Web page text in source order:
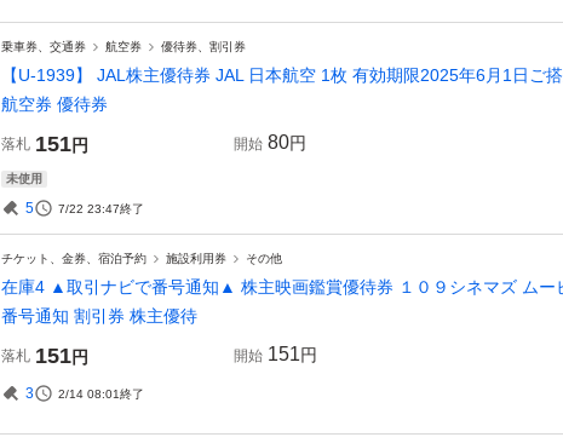
乗車券、交通券 航空券 優待券、割引券
【U-1939】 JAL株主優待券 JAL 日本航空 1枚 有効期限2025年6月1日ご
航空券 優待券
落札 151円 開始 80円
未使用
5 7/22 23:47終了
チケット、金券、宿泊予約 施設利用券 その他
在庫4 ▲取引ナビで番号通知▲ 株主映画鑑賞優待券 １０９シネマズ ムー
番号通知 割引券 株主優待
落札 151円 開始 151円
3 2/14 08:01終了